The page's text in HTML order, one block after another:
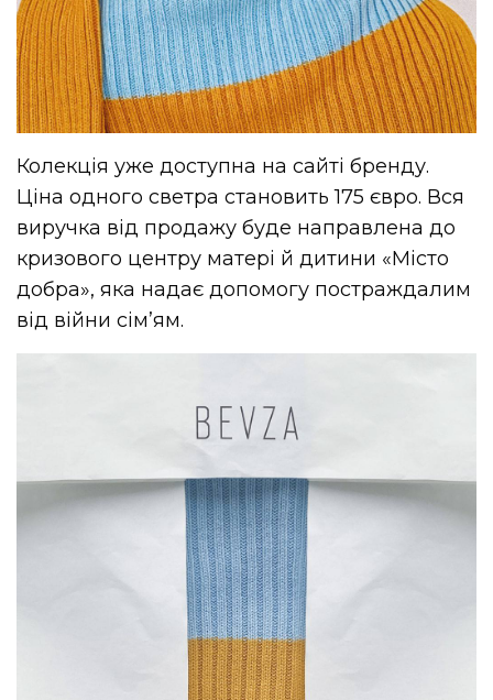
Колекція уже доступна на сайті бренду.
Ціна одного светра становить 175 євро. Вся
виручка від продажу буде направлена ​​до
кризового центру матері й дитини «Місто
добра», яка надає допомогу постраждалим
від війни сім’ям.